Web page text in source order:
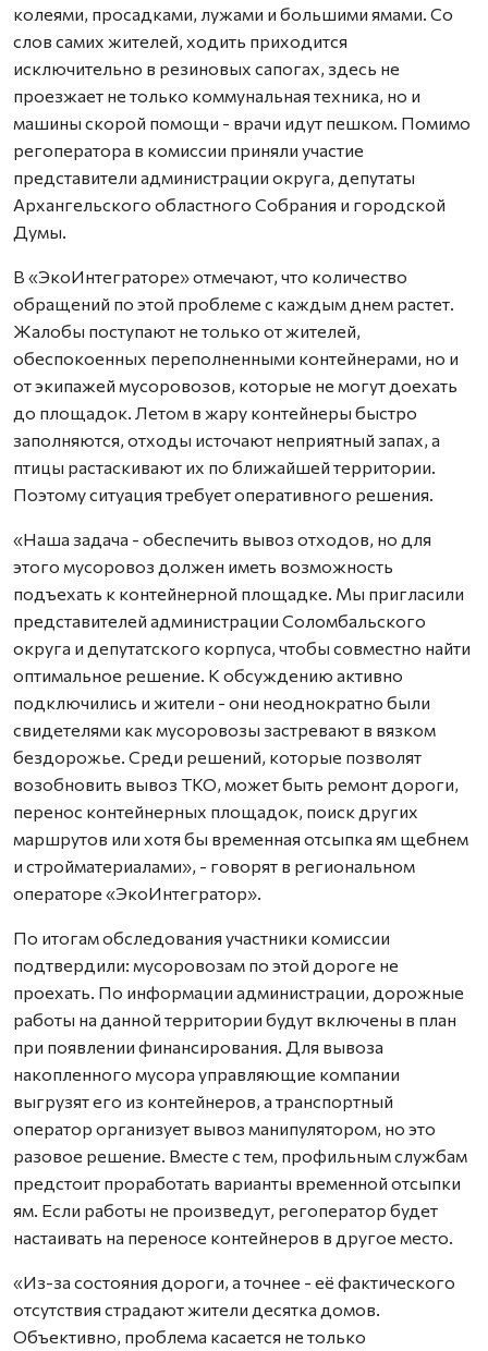
колеями, просадками, лужами и большими ямами. Со
слов самих жителей, ходить приходится
исключительно в резиновых сапогах, здесь не
проезжает не только коммунальная техника, но и
машины скорой помощи - врачи идут пешком. Помимо
регоператора в комиссии приняли участие
представители администрации округа, депутаты
Архангельского областного Собрания и городской
Думы.
В «ЭкоИнтеграторе» отмечают, что количество
обращений по этой проблеме с каждым днем растет.
Жалобы поступают не только от жителей,
обеспокоенных переполненными контейнерами, но и
от экипажей мусоровозов, которые не могут доехать
до площадок. Летом в жару контейнеры быстро
заполняются, отходы источают неприятный запах, а
птицы растаскивают их по ближайшей территории.
Поэтому ситуация требует оперативного решения.
«Наша задача - обеспечить вывоз отходов, но для
этого мусоровоз должен иметь возможность
подъехать к контейнерной площадке. Мы пригласили
представителей администрации Соломбальского
округа и депутатского корпуса, чтобы совместно найти
оптимальное решение. К обсуждению активно
подключились и жители - они неоднократно были
свидетелями как мусоровозы застревают в вязком
бездорожье. Среди решений, которые позволят
возобновить вывоз ТКО, может быть ремонт дороги,
перенос контейнерных площадок, поиск других
маршрутов или хотя бы временная отсыпка ям щебнем
и стройматериалами», - говорят в региональном
операторе «ЭкоИнтегратор».
По итогам обследования участники комиссии
подтвердили: мусоровозам по этой дороге не
проехать. По информации администрации, дорожные
работы на данной территории будут включены в план
при появлении финансирования. Для вывоза
накопленного мусора управляющие компании
выгрузят его из контейнеров, а транспортный
оператор организует вывоз манипулятором, но это
разовое решение. Вместе с тем, профильным службам
предстоит проработать варианты временной отсыпки
ям. Если работы не произведут, регоператор будет
настаивать на переносе контейнеров в другое место.
«Из-за состояния дороги, а точнее - её фактического
отсутствия страдают жители десятка домов.
Объективно, проблема касается не только